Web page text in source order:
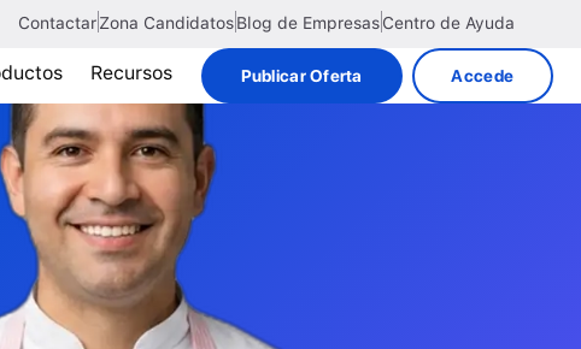
ContactarZona CandidatosBlog de EmpresasCentro de Ayuda
Recursos Publicar Oferta Accede